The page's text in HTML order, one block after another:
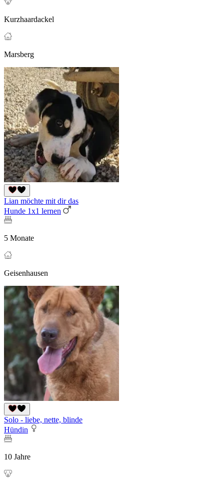
Kurzhaardackel
Marsberg
Lian möchte mit dir das
Hunde 1x1 lernen
5 Monate
Geisenhausen
Solo - liebe, nette, blinde
Hündin
10 Jahre